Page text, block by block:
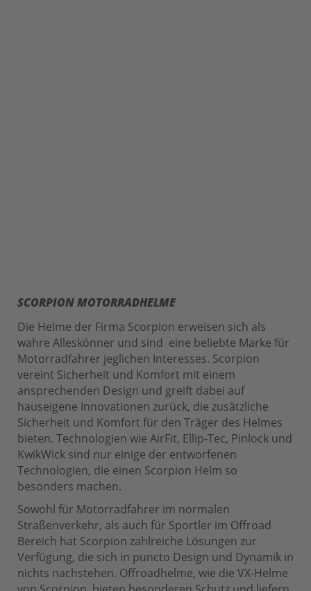
SCORPION MOTORRADHELME
Die Helme der Firma Scorpion erweisen sich als
wahre Alleskönner und sind eine beliebte Marke für
Motorradfahrer jeglichen Interesses. Scorpion
vereint Sicherheit und Komfort mit einem
ansprechenden Design und greift dabei auf
hauseigene Innovationen zurück, die zusätzliche
Sicherheit und Komfort für den Träger des Helmes
bieten. Technologien wie AirFit, Ellip-Tec, Pinlock und
KwikWick sind nur einige der entworfenen
Technologien, die einen Scorpion Helm so
besonders machen.
Sowohl für Motorradfahrer im normalen
Straßenverkehr, als auch für Sportler im Offroad
Bereich hat Scorpion zahlreiche Lösungen zur
Verfügung, die sich in puncto Design und Dynamik in
nichts nachstehen. Offroadhelme, wie die VX-Helme